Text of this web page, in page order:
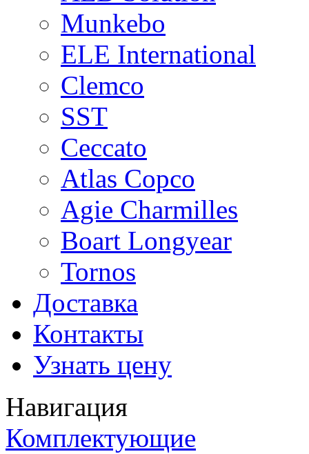
Munkebo
ELE International
Clemco
SST
Ceccato
Atlas Copco
Agie Charmilles
Boart Longyear
Tornos
Доставка
Контакты
Узнать цену
Навигация
Комплектующие